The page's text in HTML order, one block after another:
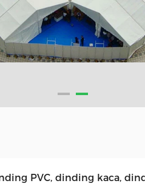
PVC, dinding kaca,